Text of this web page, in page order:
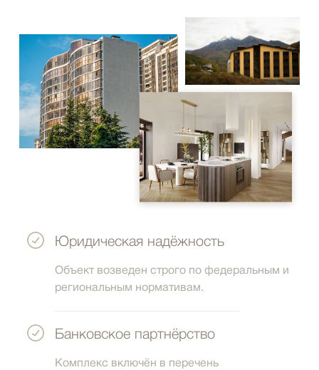
Комплекс включён в перечень
Банковское партнёрство
Объект возведен строго по федеральным и
региональным нормативам.
Юридическая надёжность